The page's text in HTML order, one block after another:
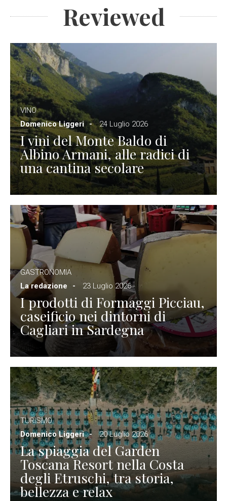
Reviewed
VINO
Domenico Liggeri
24 Luglio 2026
I vini del Monte Baldo di
Albino Armani, alle radici di
una cantina secolare
GASTRONOMIA
La redazione
23 Luglio 2026
I prodotti di Formaggi Picciau,
caseificio nei dintorni di
Cagliari in Sardegna
TURISMO
Domenico Liggeri
20 Luglio 2026
La spiaggia del Garden
Toscana Resort nella Costa
degli Etruschi, tra storia,
bellezza e relax